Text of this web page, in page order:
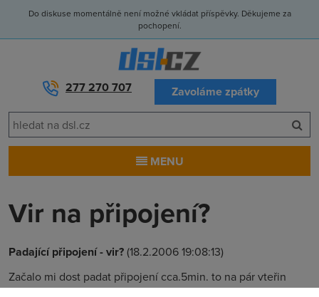
Do diskuse momentálně není možné vkládat příspěvky. Děkujeme za
pochopení.
277 270 707 Zavoláme zpátky
MENU
Vir na připojení?
Padající připojení - vir?(18.2.2006 19:08:13)
Začalo mi dost padat připojení cca.5min. to na pár vteřin